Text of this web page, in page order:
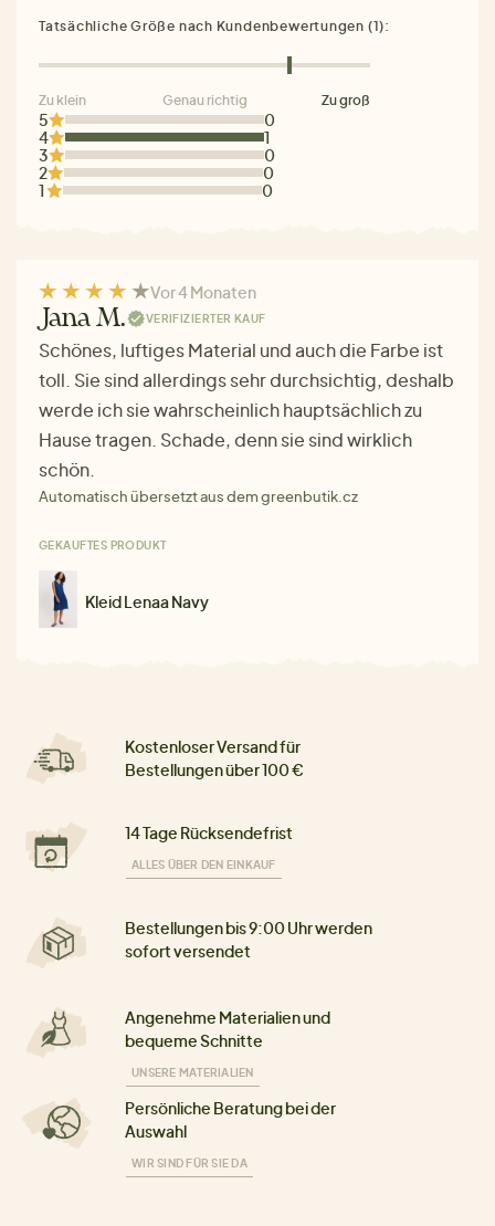
5
0
4
1
3
0
2
0
1
0
Tatsächliche Größe nach Kundenbewertungen (1):
Zu klein Genau richtig Zu groß
Vor 4 Monaten
Jana M. VERIFIZIERTER KAUF
Schönes, luftiges Material und auch die Farbe ist
toll. Sie sind allerdings sehr durchsichtig, deshalb
werde ich sie wahrscheinlich hauptsächlich zu
Hause tragen. Schade, denn sie sind wirklich
schön.
Automatisch übersetzt aus dem greenbutik.cz
GEKAUFTES PRODUKT
Kleid Lenaa Navy
Kostenloser Versand für
Bestellungen über 100 €
14 Tage Rücksendefrist
ALLES ÜBER DEN EINKAUF
Bestellungen bis 9:00 Uhr werden
sofort versendet
Angenehme Materialien und
bequeme Schnitte
UNSERE MATERIALIEN
Persönliche Beratung bei der
Auswahl
WIR SIND FÜR SIE DA